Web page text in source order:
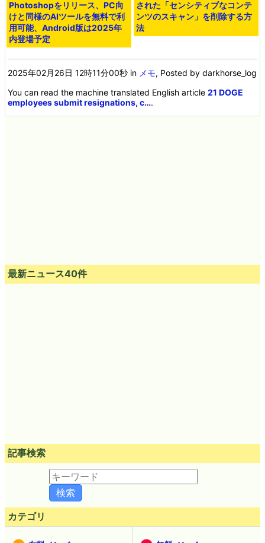
Photoshopをリリース、PC向
けと同様のAIツールを無料で利
用可能、Android版は2025年
内登場予定
された「センシティブなコンテ
ンツのスキャン」を削除する方
法
2025年02月26日 12時11分00秒 in メモ, Posted by darkhorse_log
You can read the machine translated English article21 DOGE
employees submit resignations, c….
最新ニュース40件
記事検索
カテゴリ